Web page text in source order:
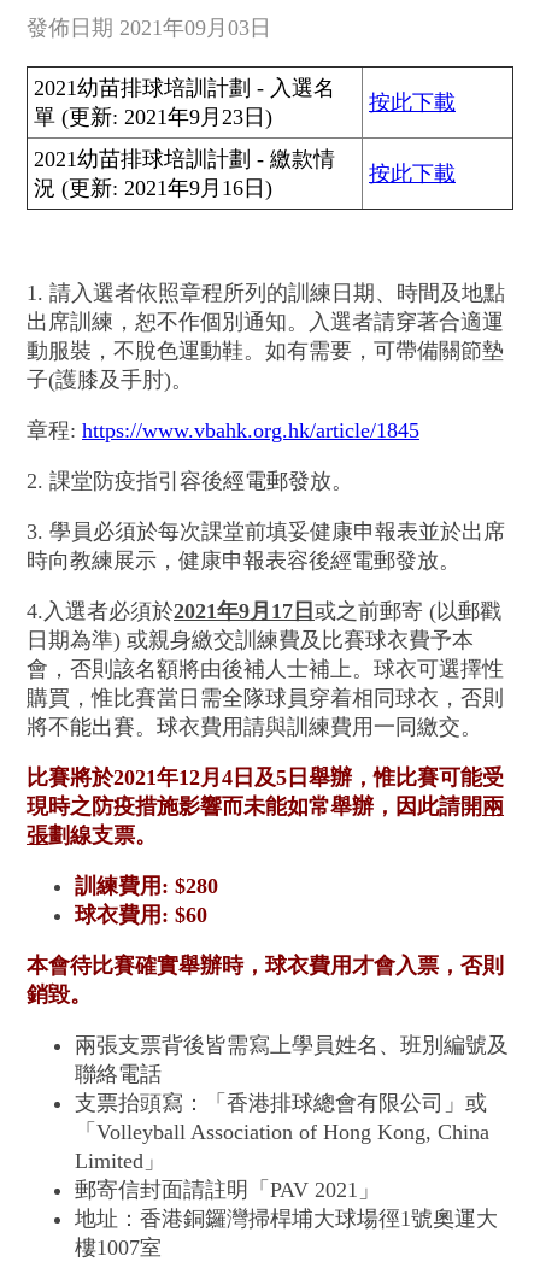
發佈日期 2021年09月03日
2021幼苗排球培訓計劃 - 入選名
單 (更新: 2021年9月23日)
按此下載
2021幼苗排球培訓計劃 - 繳款情
況 (更新: 2021年9月16日)
按此下載
1. 請入選者依照章程所列的訓練日期、時間及地點
出席訓練，恕不作個別通知。入選者請穿著合適運
動服裝，不脫色運動鞋。如有需要，可帶備關節墊
子(護膝及手肘)。
章程: https://www.vbahk.org.hk/article/1845
2. 課堂防疫指引容後經電郵發放。
3. 學員必須於每次課堂前填妥健康申報表並於出席
時向教練展示，健康申報表容後經電郵發放。
4.入選者必須於2021年9月17日 或之前郵寄 (以郵戳
日期為準) 或親身繳交訓練費及比賽球衣費予本
會， 否則該名額將由後補人士補上。球衣可選擇性
購買，惟比賽當日需全隊球員穿着相同球衣，否則
將不能出賽。球衣費用請與訓練費用一同繳交。
比賽將於2021年12月4日及5日舉辦，惟比賽可能受
現時之防疫措施影響而未能如常舉辦，因此請開兩
張劃線支票。
訓練費用: $280
球衣費用: $60
本會待比賽確實舉辦時，球衣費用才會入票，否則
銷毀。
兩張支票背後皆需寫上學員姓名、班別編號及
聯絡電話
支票抬頭寫：「香港排球總會有限公司」或
「Volleyball Association of Hong Kong, China
Limited」
郵寄信封面請註明「PAV 2021」
地址：香港銅鑼灣掃桿埔大球場徑1號奧運大
樓1007室